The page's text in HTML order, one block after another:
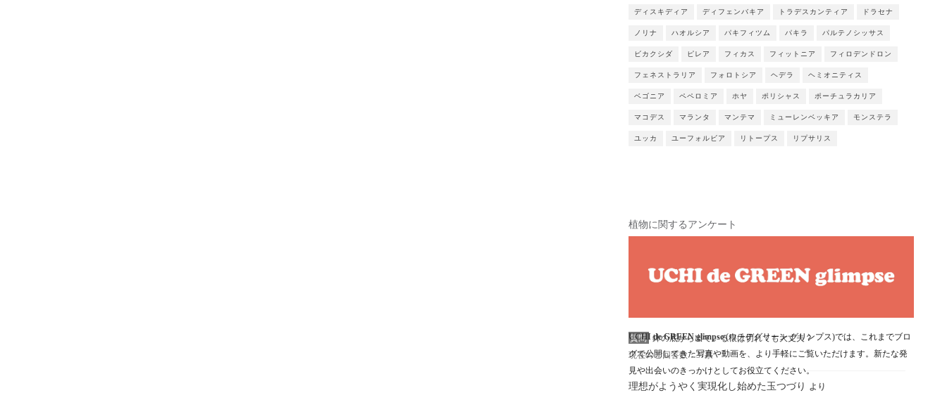
ディスキディア ディフェンバキア トラデスカンティア ドラセナ
ノリナ ハオルシア パキフィツム パキラ パルテノシッサス
ビカクシダ ピレア フィカス フィットニア フィロデンドロン
フェネストラリア フォロトシア ヘデラ ヘミオニティス
ベゴニア ペペロミア ホヤ ポリシャス ポーチュラカリア
マコデス マランタ マンテマ ミューレンベッキア モンステラ
ユッカ ユーフォルビア リトープス リプサリス
植物に関するアンケート
植物に関するアンケートを（やや違う内容も）皆様のご協力を元に実施
させていただいていますので、よろしければこちらもご覧ください。
質問 鉢の底から出ている根は切れても大丈夫？
現在のご回答数：37票
理想がようやく実現化し始めた玉つづり より
UCHI de GREEN glimpse(ウチデグリーン グリンプス)では、これまでブロ
グで公開してきた写真や動画を、より手軽にご覧いただけます。新たな発
見や出会いのきっかけとしてお役立てください。